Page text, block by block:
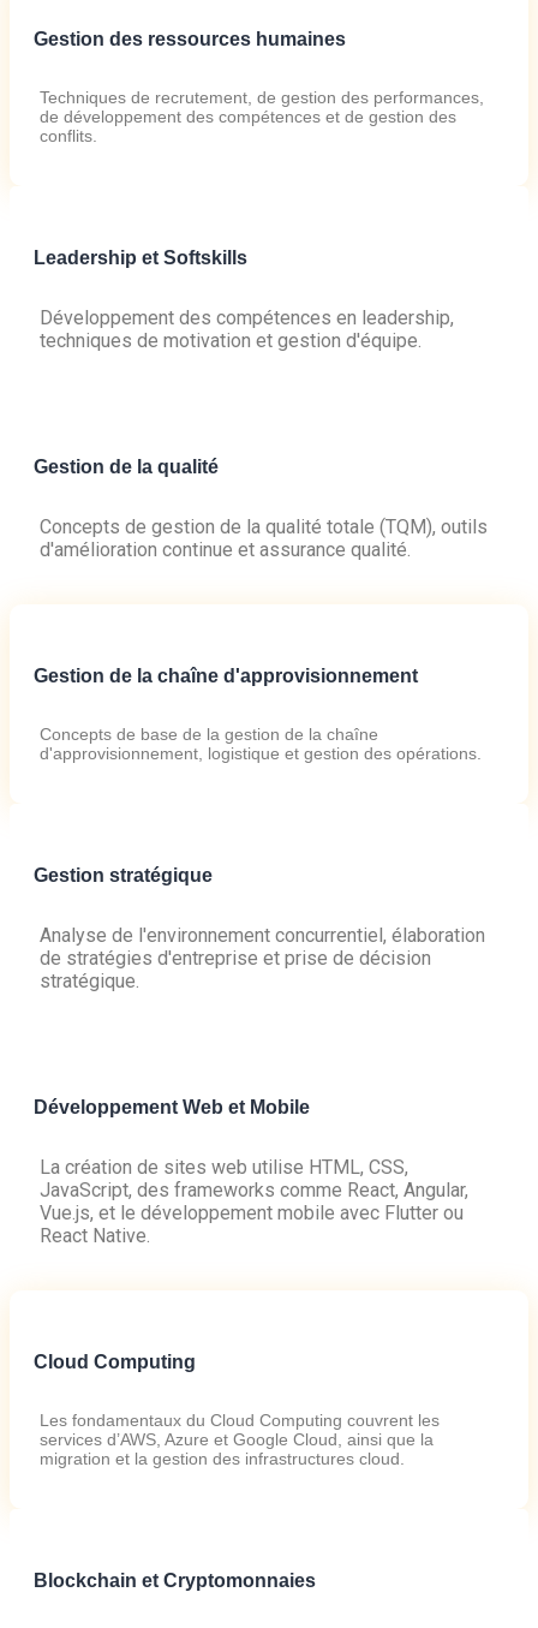
Gestion des ressources humaines
Techniques de recrutement, de gestion des performances,
de développement des compétences et de gestion des
conflits.
Leadership et Softskills
Développement des compétences en leadership,
techniques de motivation et gestion d'équipe.
Gestion de la qualité
Concepts de gestion de la qualité totale (TQM), outils
d'amélioration continue et assurance qualité.
Gestion de la chaîne d'approvisionnement
Concepts de base de la gestion de la chaîne
d'approvisionnement, logistique et gestion des opérations.
Gestion stratégique
Analyse de l'environnement concurrentiel, élaboration
de stratégies d'entreprise et prise de décision
stratégique.
Développement Web et Mobile
La création de sites web utilise HTML, CSS,
JavaScript, des frameworks comme React, Angular,
Vue.js, et le développement mobile avec Flutter ou
React Native.
Cloud Computing
Les fondamentaux du Cloud Computing couvrent les
services d’AWS, Azure et Google Cloud, ainsi que la
migration et la gestion des infrastructures cloud.
Blockchain et Cryptomonnaies